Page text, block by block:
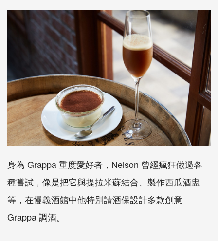
身為 Grappa 重度愛好者，Nelson 曾經瘋狂做過各
種嘗試，像是把它與提拉米蘇結合、製作西瓜酒盅
等，在慢義酒館中他特別請酒保設計多款創意
Grappa 調酒。